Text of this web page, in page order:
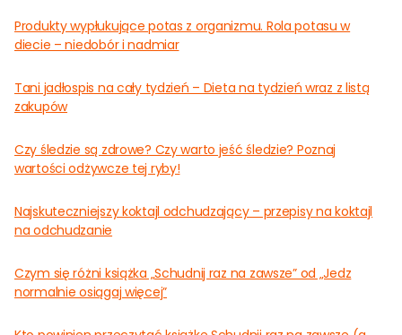
Produkty wypłukujące potas z organizmu. Rola potasu w
diecie – niedobór i nadmiar
Tani jadłospis na cały tydzień – Dieta na tydzień wraz z listą
zakupów
Czy śledzie są zdrowe? Czy warto jeść śledzie? Poznaj
wartości odżywcze tej ryby!
Najskuteczniejszy koktajl odchudzający – przepisy na koktajl
na odchudzanie
Czym się różni książka „Schudnij raz na zawsze” od „Jedz
normalnie osiągaj więcej”